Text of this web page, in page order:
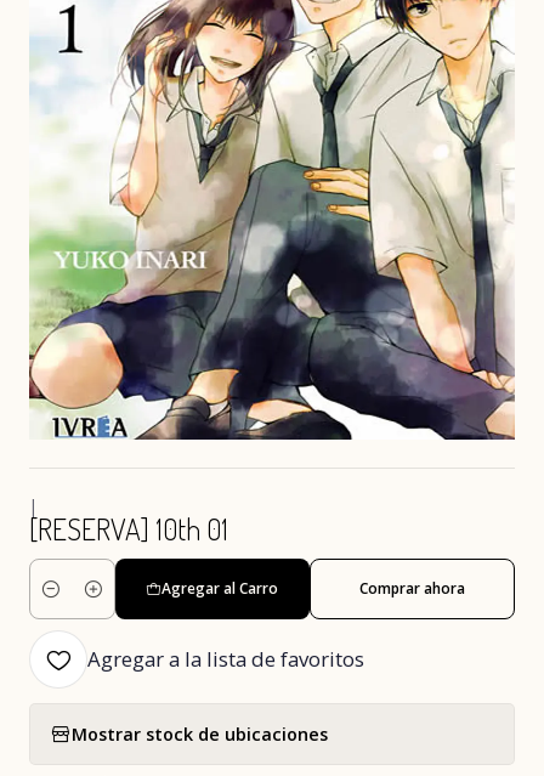
|
[RESERVA] 10th 01
Cantidad
Agregar al Carro Comprar ahora
Agregar a la lista de favoritos
Mostrar stock de ubicaciones